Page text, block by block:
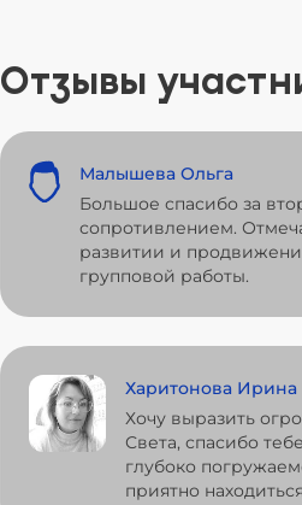
Отзывы
Малышева Ольга
Большое спасибо за
сопротивлением.
развитии и
групповой работы.
Харитонова Ирина
Хочу выразить
Света, спасибо
глубоко
приятно